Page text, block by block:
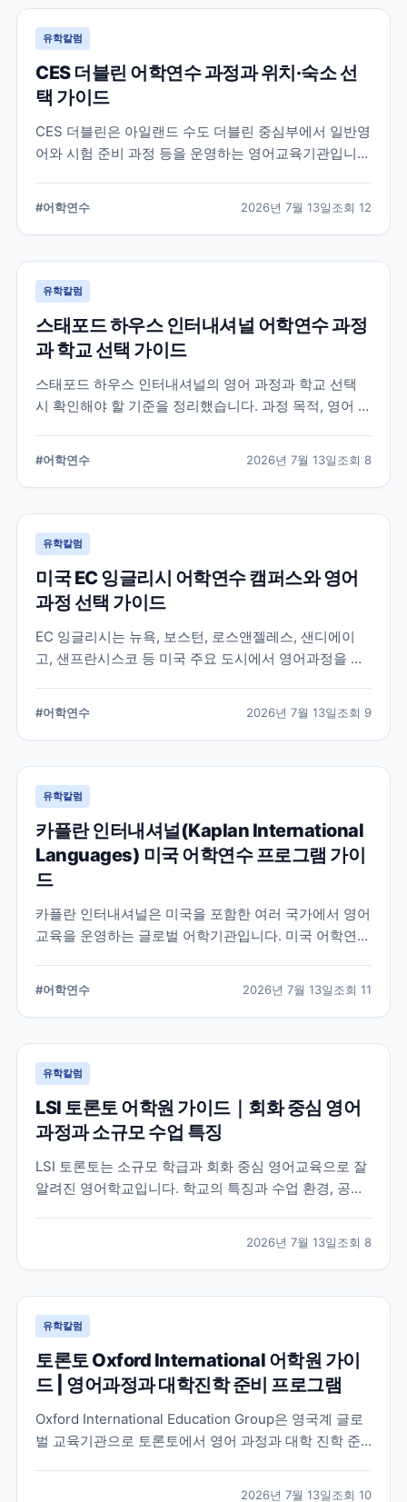
유학칼럼
CES 더블린 어학연수 과정과 위치·숙소 선
택 가이드
CES 더블린은 아일랜드 수도 더블린 중심부에서 일반영
어와 시험 준비 과정 등을 운영하는 영어교육기관입니
#어학연수 2026년 7월 13일조회 12
유학칼럼
스태포드 하우스 인터내셔널 어학연수 과정
과 학교 선택 가이드
스태포드 하우스 인터내셔널의 영어 과정과 학교 선택
시 확인해야 할 기준을 정리했습니다. 과정 목적, 영어 수
#어학연수 2026년 7월 13일조회 8
유학칼럼
미국 EC 잉글리시 어학연수 캠퍼스와 영어
과정 선택 가이드
EC 잉글리시는 뉴욕, 보스턴, 로스앤젤레스, 샌디에이
고, 샌프란시스코 등 미국 주요 도시에서 영어과정을 안
할 내용을 정리합니다.
#어학연수 2026년 7월 13일조회 9
유학칼럼
카플란 인터내셔널(Kaplan International
Languages) 미국 어학연수 프로그램 가이
드
카플란 인터내셔널은 미국을 포함한 여러 국가에서 영어
교육을 운영하는 글로벌 어학기관입니다. 미국 어학연수
#어학연수 2026년 7월 13일조회 11
유학칼럼
LSI 토론토 어학원 가이드｜회화 중심 영어
과정과 소규모 수업 특징
LSI 토론토는 소규모 학급과 회화 중심 영어교육으로 잘
알려진 영어학교입니다. 학교의 특징과 수업 환경, 공식
2026년 7월 13일조회 8
유학칼럼
토론토 Oxford International 어학원 가이
드 | 영어과정과 대학진학 준비 프로그램
Oxford International Education Group은 영국계 글로
벌 교육기관으로 토론토에서 영어 과정과 대학 진학 준
2026년 7월 13일조회 10